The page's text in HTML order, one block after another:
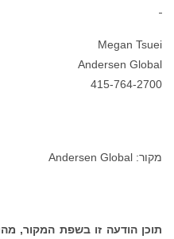
Megan Tsuei
Andersen Global
415-764-2700
מקור: Andersen Global
תוכן הודעה זו בשפת המקור,